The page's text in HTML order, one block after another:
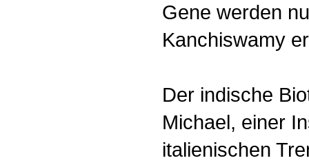
Gene werden
Kanchiswamy
Der indische
Michael, einer
italienischen